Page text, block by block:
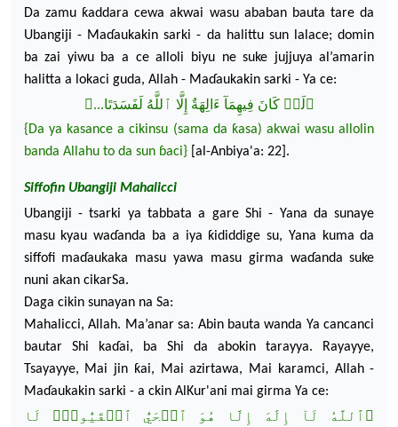
Da zamu ƙaddara cewa akwai wasu ababan bautatare da
Ubangiji - Maɗaukakin sarki - da halittu sun lalace; domin
ba zai yiwu ba a ce alloli biyu ne suke jujjuya al’amarin
halitta a lokaci guda, Allah - Maɗaukakin sarki - Ya ce:
﴿لَوۡ كَانَ فِيهِمَآ ءَالِهَةٌ إِلَّا ٱللَّهُ لَفَسَدَتَا...﴾
{Da ya kasance a cikinsu (sama da ƙasa) akwai wasu allolin
banda Allahu to da sun ɓaci}[al-Anbiya'a: 22].
Siffofin Ubangiji Mahalicci
Ubangiji - tsarki ya tabbata a gare Shi - Yana da sunaye
masu kyau waɗanda ba a iya ƙididdige su, Yana kuma da
siffofi maɗaukaka masu yawa masu girma waɗanda suke
nuni akan cikarSa.
Daga cikin sunayan na Sa:
Mahalicci, Allah. Ma’anar sa: Abin bauta wanda Ya cancanci
bautar Shi kaɗai, ba Shi da abokin tarayya. Rayayye,
Tsayayye, Mai jin ƙai, Mai azirtawa, Mai karamci, Allah-
Maɗaukakin sarki - a ckin AlKur'ani mai girma Ya ce:
﴿ٱللَّهُ لَآ إِلَٰهَ إِلَّا هُوَ ٱلۡحَيُّ ٱلۡقَيُّومُۚ لَا